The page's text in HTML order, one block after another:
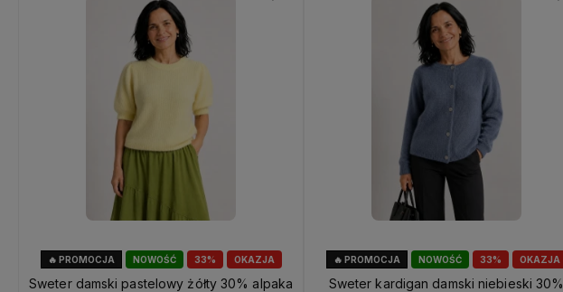
33%
NOWOŚĆ OKAZJA
🔥 PROMOCJA
Sweter damski pastelowy żółty 30% alpaka
33%
NOWOŚĆ OKAZJA
🔥 PROMOCJA
Sweter kardigan damski niebieski 30%